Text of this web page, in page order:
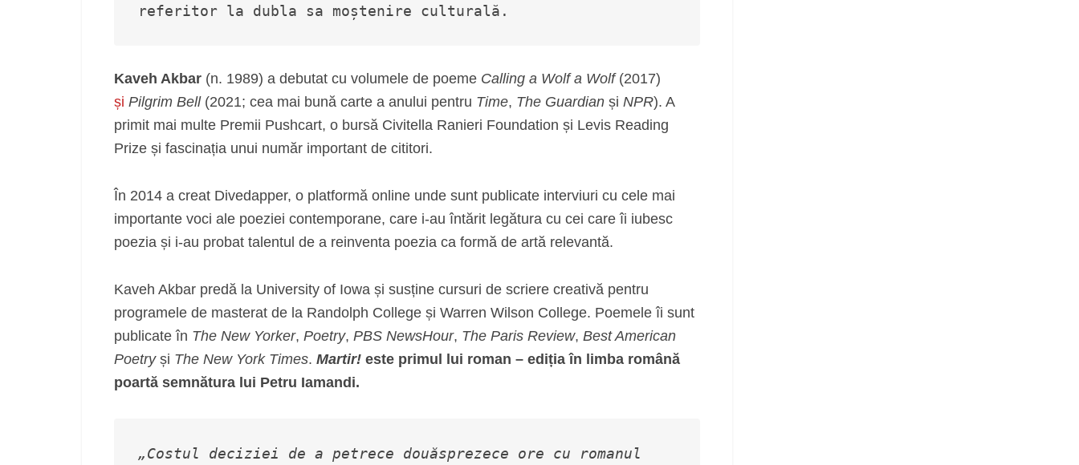
referitor la dubla sa moștenire culturală.
Kaveh Akbar (n. 1989) a debutat cu volumele de poeme Calling a Wolf a Wolf (2017)
și Pilgrim Bell (2021; cea mai bună carte a anului pentru Time, The Guardian și NPR). A
primit mai multe Premii Pushcart, o bursă Civitella Ranieri Foundation și Levis Reading
Prize și fascinația unui număr important de cititori.
În 2014 a creat Divedapper, o platformă online unde sunt publicate interviuri cu cele mai
importante voci ale poeziei contemporane, care i-au întărit legătura cu cei care îi iubesc
poezia și i-au probat talentul de a reinventa poezia ca formă de artă relevantă.
Kaveh Akbar predă la University of Iowa și susține cursuri de scriere creativă pentru
programele de masterat de la Randolph College și Warren Wilson College. Poemele îi sunt
publicate în The New Yorker, Poetry, PBS NewsHour, The Paris Review, Best American
Poetry și The New York Times. Martir! este primul lui roman – ediția în limba română
poartă semnătura lui Petru Iamandi.
„Costul deciziei de a petrece douăsprezece ore cu romanul